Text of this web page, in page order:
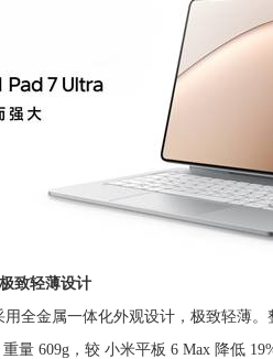
致轻薄设计
金属一体化外观设计，极致轻薄。
量 609g，较 小米平板 6 Max 降低